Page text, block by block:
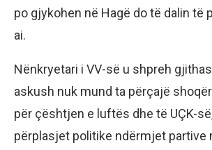
po gjykohen në Hagë do të dalin të
ai.
Nënkryetari i VV-së u shpreh
askush nuk mund ta përçajë
për çështjen e luftës dhe të UÇK-
përplasjet politike ndërmjet partive